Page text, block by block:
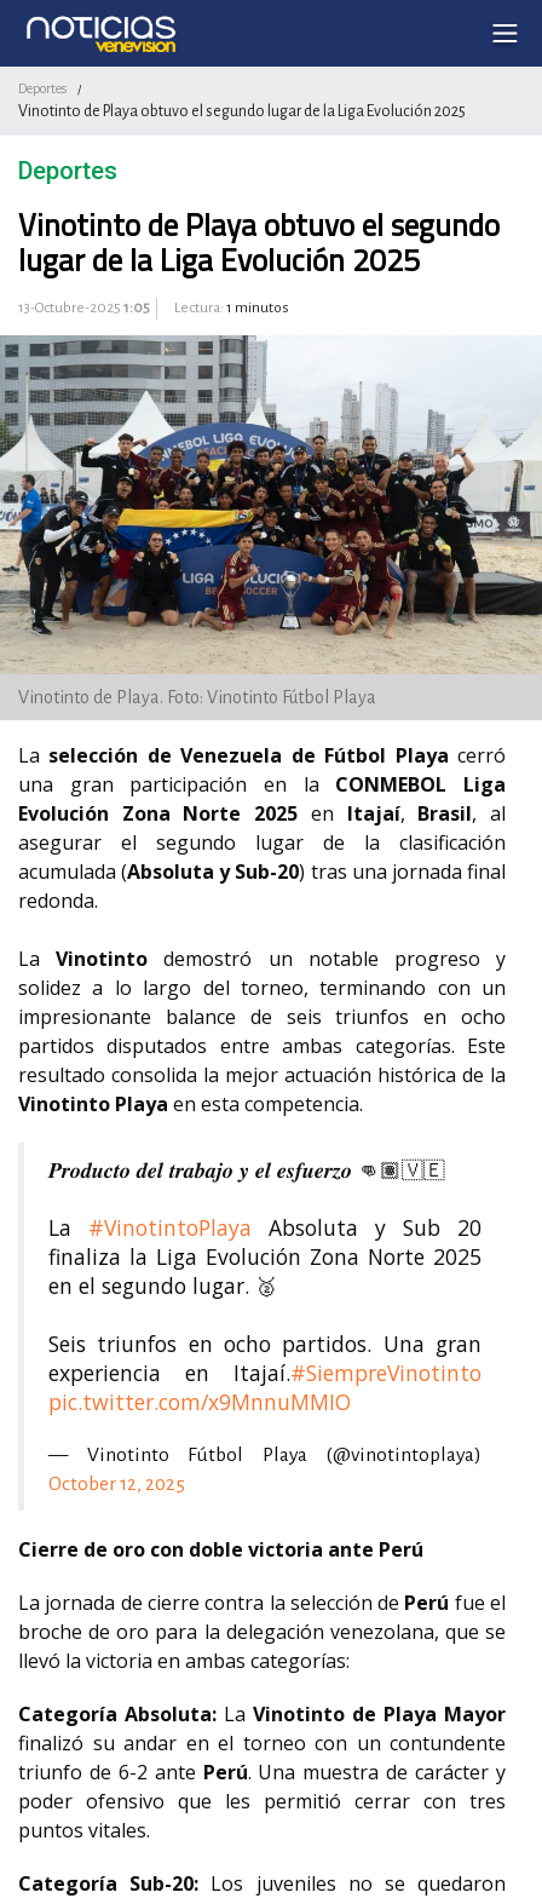
Deportes /
Vinotinto de Playa obtuvo el segundo lugar de la Liga Evolución 2025
Deportes
Vinotinto de Playa obtuvo el segundo
lugar de la Liga Evolución 2025
13-Octubre-2025 1:05 Lectura: 1 minutos
Vinotinto de Playa. Foto: Vinotinto Fútbol Playa
La selección de Venezuela de Fútbol Playa cerró
una gran participación en la CONMEBOL Liga
Evolución Zona Norte 2025 en Itajaí, Brasil, al
asegurar el segundo lugar de la clasificación
acumulada (Absoluta y Sub-20) tras una jornada final
redonda.
LaVinotinto demostró un notable progreso y
solidez a lo largo del torneo, terminando con un
impresionante balance de seis triunfos en ocho
partidos disputados entre ambas categorías. Este
resultado consolida la mejor actuación histórica de la
Vinotinto Playa en esta competencia.
𝑷𝒓𝒐𝒅𝒖𝒄𝒕𝒐 𝒅𝒆𝒍 𝒕𝒓𝒂𝒃𝒂𝒋𝒐 𝒚 𝒆𝒍 𝒆𝒔𝒇𝒖𝒆𝒓𝒛𝒐 👊🏽🇻🇪
La #VinotintoPlaya Absoluta y Sub 20
finaliza la Liga Evolución Zona Norte 2025
en el segundo lugar. 🥈
Seis triunfos en ocho partidos. Una gran
experiencia en Itajaí.#SiempreVinotinto
pic.twitter.com/x9MnnuMMIO
— Vinotinto Fútbol Playa (@vinotintoplaya)
October 12, 2025
Cierre de oro con doble victoria ante Perú
La jornada de cierre contra la selección de Perú fue el
broche de oro para la delegación venezolana, que se
llevó la victoria en ambas categorías:
Categoría Absoluta: La Vinotinto de Playa Mayor
finalizó su andar en el torneo con un contundente
triunfo de 6-2 ante Perú. Una muestra de carácter y
poder ofensivo que les permitió cerrar con tres
puntos vitales.
Categoría Sub-20: Los juveniles no se quedaron